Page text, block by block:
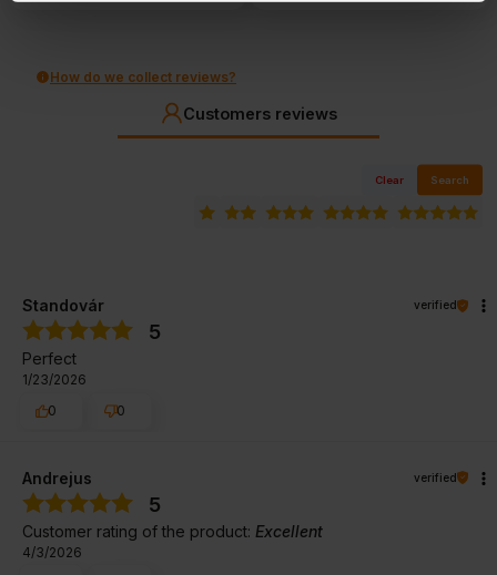
How do we collect reviews?
Customers reviews
Clear Search
Standovár verified
5
Perfect
1/23/2026
0
0
Andrejus verified
5
Customer rating of the product: Excellent
4/3/2026